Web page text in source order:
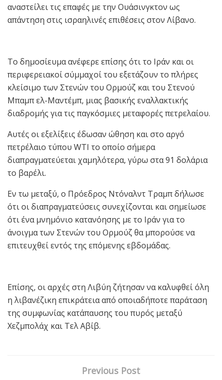
αναστείλει τις επαφές με την Ουάσινγκτον ως
απάντηση στις ισραηλινές επιθέσεις στον Λίβανο.
Το δημοσίευμα ανέφερε επίσης ότι το Ιράν και οι
περιφερειακοί σύμμαχοί του εξετάζουν το πλήρες
κλείσιμο των Στενών του Ορμούζ και του Στενού
Μπαμπ ελ-Μαντέμπ, μιας βασικής εναλλακτικής
διαδρομής για τις παγκόσμιες μεταφορές πετρελαίου.
Αυτές οι εξελίξεις έδωσαν ώθηση και στο αργό
πετρέλαιο τύπου WTI το οποίο σήμερα
διαπραγματεύεται χαμηλότερα, γύρω στα 91 δολάρια
το βαρέλι.
Εν τω μεταξύ, ο Πρόεδρος Ντόναλντ Τραμπ δήλωσε
ότι οι διαπραγματεύσεις συνεχίζονται και σημείωσε
ότι ένα μνημόνιο κατανόησης με το Ιράν για το
άνοιγμα των Στενών του Ορμούζ θα μπορούσε να
επιτευχθεί εντός της επόμενης εβδομάδας.
Επίσης, οι αρχές στη Λιβύη ζήτησαν να καλυφθεί όλη
η λιβανέζικη επικράτεια από οποιαδήποτε παράταση
της συμφωνίας κατάπαυσης του πυρός μεταξύ
Χεζμπολάχ και Τελ Αβίβ.
Previous Post